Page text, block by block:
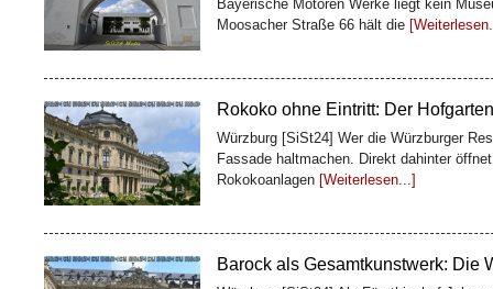
Rokoko ohne Eintritt: Der
Rokokoanlagen[Weiterlesen...]
Barock als Gesamtkunstwerk: Die
junger[Weiterlesen...]